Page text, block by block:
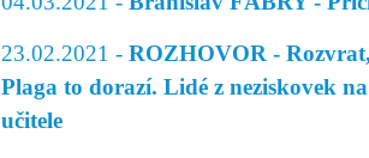
23.02.2021 - ROZHOVOR -
Plaga to dorazí. Lidé z neziskovek
učitele